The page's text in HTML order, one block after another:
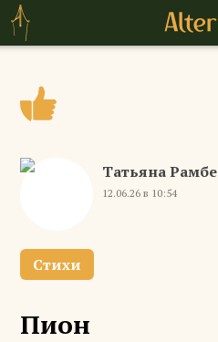
Татьяна Рамбе
12.06.26 в 10:54
Стихи
Пион